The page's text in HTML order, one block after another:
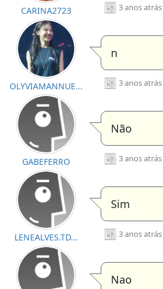
CARINA2723 3 anos atrás
OLYVIAMANNUE...
n
3 anos atrás
GABEFERRO
Não
3 anos atrás
LENEALVES.TD...
Sim
3 anos atrás
Nao